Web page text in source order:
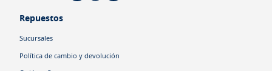
Repuestos
Sucursales
Política de cambio y devolución